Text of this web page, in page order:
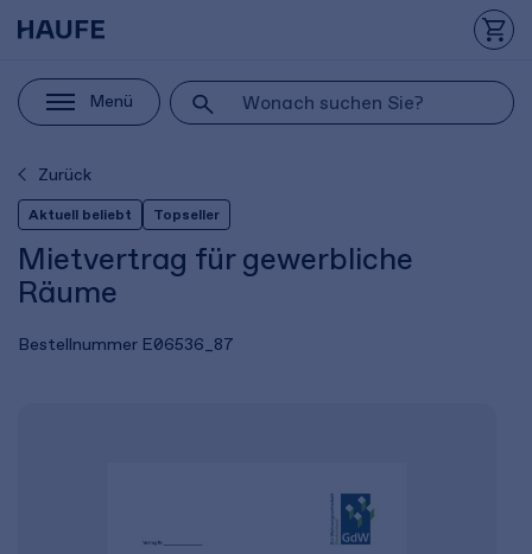
Menü
Zurück
Aktuell beliebt Topseller
Mietvertrag für gewerbliche
Räume
Bestellnummer E06536_87